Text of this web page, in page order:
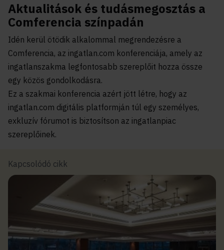
Aktualitások és tudásmegosztás a
Comferencia színpadán
Idén kerül ötödik alkalommal megrendezésre a
Comferencia, az ingatlan.com konferenciája, amely az
ingatlanszakma legfontosabb szereplőit hozza össze
egy közös gondolkodásra.
Ez a szakmai konferencia azért jött létre, hogy az
ingatlan.com digitális platformján túl egy személyes,
exkluzív fórumot is biztosítson az ingatlanpiac
szereplőinek.
Kapcsolódó cikk